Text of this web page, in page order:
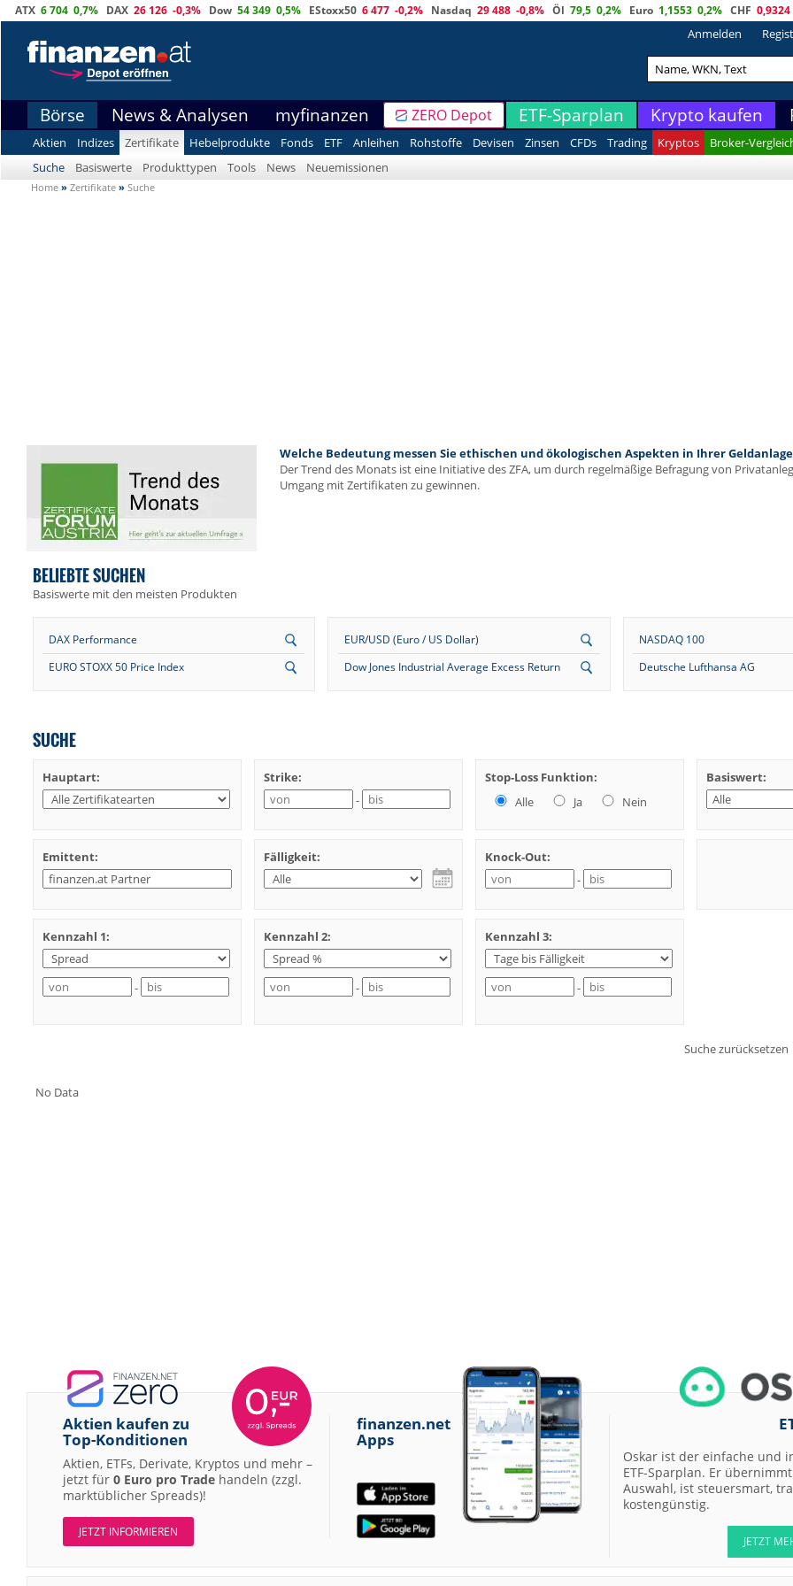
ATX 6 704 0,7% DAX 26 126 -0,3% Dow 54 349 0,5% EStoxx50 6 477 -0,2% Nasdaq 29 488 -0,8% Öl 79,5 0,2% Euro 1,1553 0,2% CHF 0,9324
Anmelden
Börse News & Analysen myfinanzen ZERO Depot ETF-Sparplan Krypto kaufen
Aktien Indizes Zertifikate Hebelprodukte Fonds ETF Anleihen Rohstoffe Devisen Zinsen CFDs Trading Kryptos Broker-
Suche
Basiswerte Produkttypen Tools News Neuemissionen
Home » Zertifikate » Suche
Welche Bedeutung messen Sie ethischen und ökologischen Aspekten in Ihrer Geldanlage
Der Trend des Monats ist eine Initiative des ZFA, um durch regelmäßige Befragung von
Umgang mit Zertifikaten zu gewinnen.
BELIEBTE SUCHEN
Basiswerte mit den meisten Produkten
DAX Performance
EURO STOXX 50 Price Index
EUR/USD (Euro / US Dollar)
Dow Jones Industrial Average Excess Return
NASDAQ 100
Deutsche Lufthansa AG
SUCHE
Hauptart:
Strike:
-
Stop-Loss Funktion:
Alle
Ja Nein
Basiswert:
Emittent: Fälligkeit:
Knock-Out:
-
Kennzahl 1:
-
Kennzahl 2:
-
Kennzahl 3:
-
Suche zurücksetzen
No Data
Aktien kaufen zu
Top-Konditionen
Aktien, ETFs, Derivate, Kryptos und mehr –
jetzt für 0 Euro pro Trade handeln (zzgl.
marktüblicher Spreads)!
JETZT INFORMIEREN
finanzen.net
Apps
Oskar ist der einfache und
ETF-Sparplan. Er übernimmt
Auswahl, ist steuersmart,
kostengünstig.
JETZT